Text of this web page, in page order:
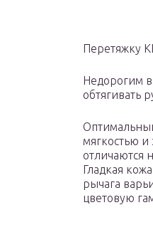
Перетяжку
Недорогим
обтягивать
мягкостью и
отличаются
Гладкая
рычага
цветовую